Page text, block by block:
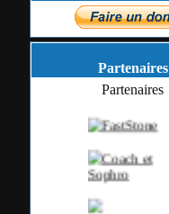
Partenaires
Partenaires